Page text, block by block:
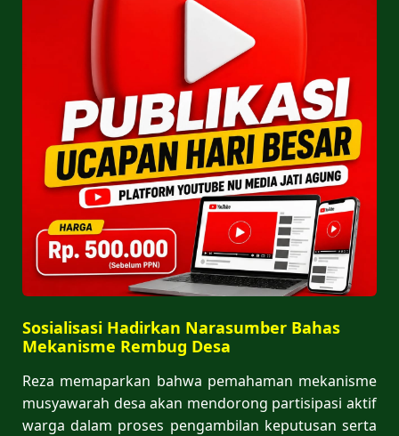
Sosialisasi Hadirkan Narasumber Bahas
Mekanisme Rembug Desa
Reza memaparkan bahwa pemahaman mekanisme
musyawarah desa akan mendorong partisipasi aktif
warga dalam proses pengambilan keputusan serta